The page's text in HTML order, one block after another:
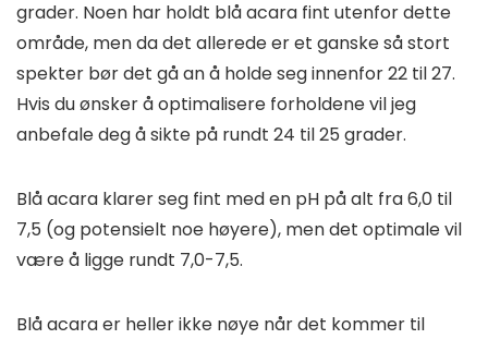
grader. Noen har holdt blå acara fint utenfor dette
område, men da det allerede er et ganske så stort
spekter bør det gå an å holde seg innenfor 22 til 27.
Hvis du ønsker å optimalisere forholdene vil jeg
anbefale deg å sikte på rundt 24 til 25 grader.
Blå acara klarer seg fint med en pH på alt fra 6,0 til
7,5 (og potensielt noe høyere), men det optimale vil
være å ligge rundt 7,0-7,5.
Blå acara er heller ikke nøye når det kommer til